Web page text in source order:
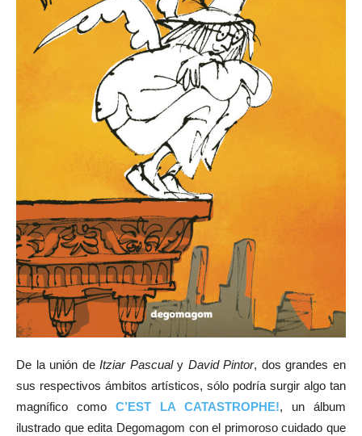
De la unión deItziar Pascualy David Pintor, dos grandes en
sus respectivos ámbitos artísticos, sólo podría surgir algo tan
magnífico como C’EST LA CATASTROPHE!, un álbum
ilustrado que edita Degomagom con el primoroso cuidado que